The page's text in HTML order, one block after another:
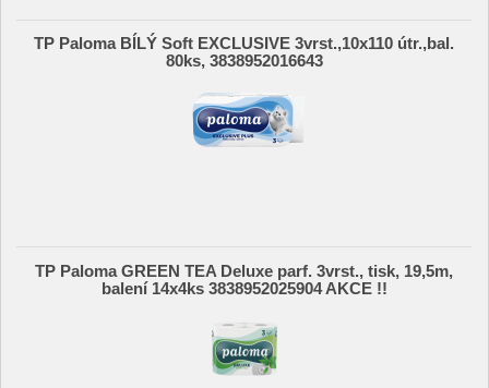
TP Paloma BÍLÝ Soft EXCLUSIVE 3vrst.,10x110 útr.,bal.
80ks, 3838952016643
TP Paloma GREEN TEA Deluxe parf. 3vrst., tisk, 19,5m,
balení 14x4ks 3838952025904 AKCE !!